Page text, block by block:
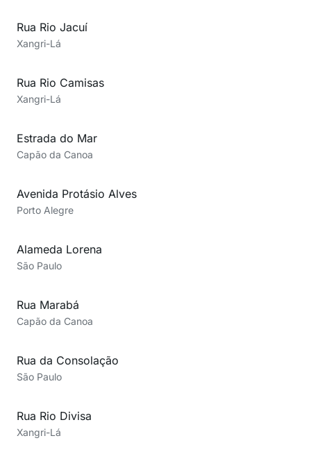
Rua Rio Jacuí
Xangri-Lá
Rua Rio Camisas
Xangri-Lá
Estrada do Mar
Capão da Canoa
Avenida Protásio Alves
Porto Alegre
Alameda Lorena
São Paulo
Rua Marabá
Capão da Canoa
Rua da Consolação
São Paulo
Rua Rio Divisa
Xangri-Lá